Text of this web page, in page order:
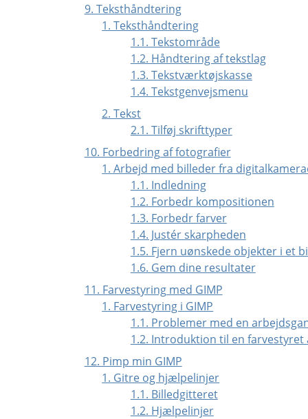
9. Teksthåndtering
1. Teksthåndtering
1.1. Tekstområde
1.2. Håndtering af tekstlag
1.3. Tekstværktøjskasse
1.4. Tekstgenvejsmenu
2. Tekst
2.1. Tilføj skrifttyper
10. Forbedring af fotografier
1. Arbejd med billeder fra
1.1. Indledning
1.2. Forbedr kompositionen
1.3. Forbedr farver
1.4. Justér skarpheden
1.5. Fjern uønskede objekter i et
1.6. Gem dine resultater
11. Farvestyring med GIMP
1. Farvestyring i GIMP
1.1. Problemer med en
1.2. Introduktion til en farvestyret
12. Pimp min GIMP
1. Gitre og hjælpelinjer
1.1. Billedgitteret
1.2. Hjælpelinjer